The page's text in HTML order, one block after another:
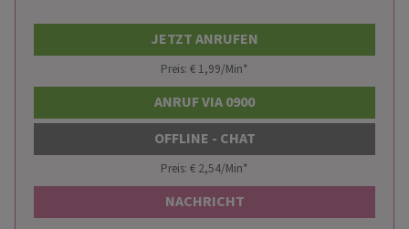
JETZT ANRUFEN
Preis: € 1,99/Min*
ANRUF VIA 0900
OFFLINE - CHAT
Preis: € 2,54/Min*
NACHRICHT